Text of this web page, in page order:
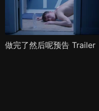
做完了然后呢预告 Trailer